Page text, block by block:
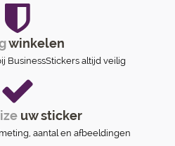
winkelen
BusinessStickers altijd veilig
uw sticker
aantal en afbeeldingen